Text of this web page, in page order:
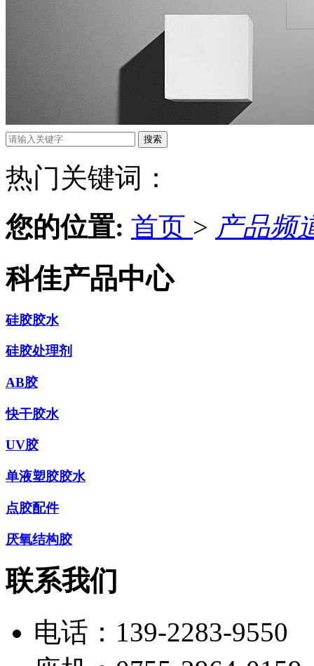
热门关键词：
您的位置: 首页 > 产品频
科佳产品中心
硅胶胶水
硅胶处理剂
AB胶
快干胶水
UV胶
单液塑胶胶水
点胶配件
厌氧结构胶
联系我们
电话： 139-2283-9550